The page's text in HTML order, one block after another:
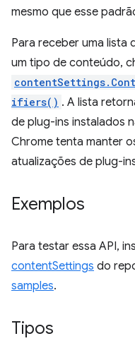
mesmo que esse
Para receber uma lista
um tipo de conteúdo,
ifiers() . A lista
de plug-ins instalados
Chrome tenta manter
atualizações de plug-
Exemplos
Para testar essa API,
contentSettings do
samples.
Tipos